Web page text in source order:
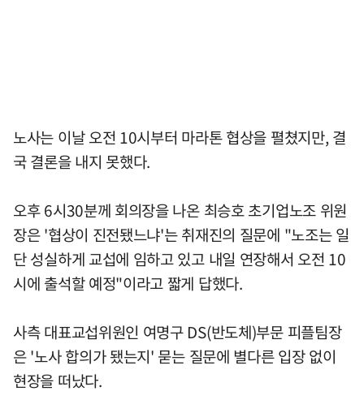
노사는 이날 오전 10시부터 마라톤 협상을 펼쳤지만, 결
국 결론을 내지 못했다.
오후 6시30분께 회의장을 나온 최승호 초기업노조 위원
장은 '협상이 진전됐느냐'는 취재진의 질문에 "노조는 일
단 성실하게 교섭에 임하고 있고 내일 연장해서 오전 10
시에 출석할 예정"이라고 짧게 답했다.
사측 대표교섭위원인 여명구 DS(반도체)부문 피플팀장
은 '노사 합의가 됐는지' 묻는 질문에 별다른 입장 없이
현장을 떠났다.